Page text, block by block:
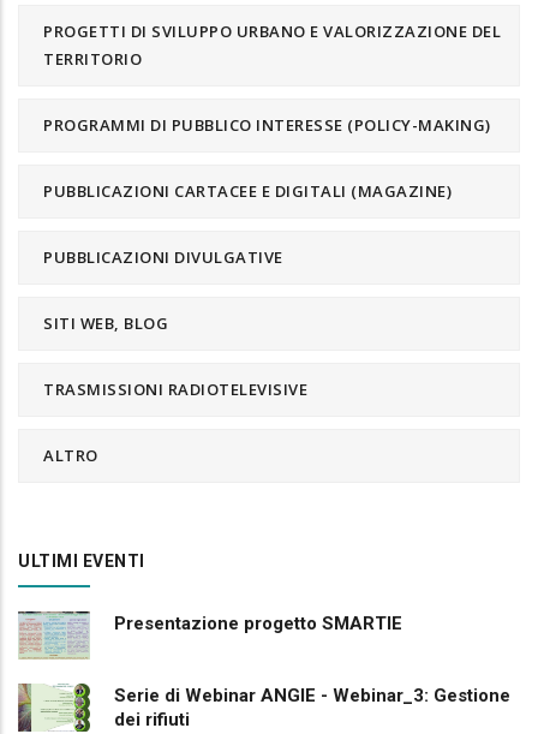
PROGETTI DI SVILUPPO URBANO E VALORIZZAZIONE DEL
TERRITORIO
PROGRAMMI DI PUBBLICO INTERESSE (POLICY-MAKING)
PUBBLICAZIONI CARTACEE E DIGITALI (MAGAZINE)
PUBBLICAZIONI DIVULGATIVE
SITI WEB, BLOG
TRASMISSIONI RADIOTELEVISIVE
ALTRO
ULTIMI EVENTI
Presentazione progetto SMARTIE
Serie di Webinar ANGIE - Webinar_3: Gestione
dei rifiuti